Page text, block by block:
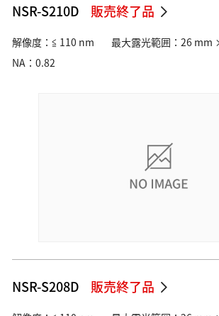
NSR-S210D 販売終了品
解像度：≦ 110 nm
最大露光範囲：26 mm
NA：0.82
NSR-S208D 販売終了品